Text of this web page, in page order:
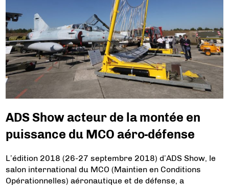
ADS Show acteur de la montée en
puissance du MCO aéro-défense
L’édition 2018 (26-27 septembre 2018) d’ADS Show, le
salon international du MCO (Maintien en Conditions
Opérationnelles) aéronautique et de défense, a